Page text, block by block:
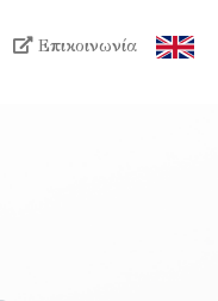
Επικοινωνία